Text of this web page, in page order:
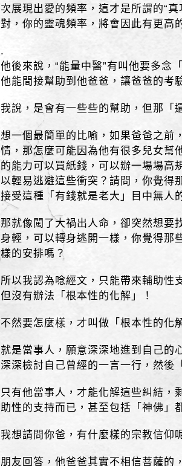
次展現出愛的頻率，這才是所謂的“
對，你的靈魂頻率，將會因此有更高
.
他後來說，“能量中醫”有叫他要多念
他能間接幫助到他爸爸，讓爸爸的考
我說，是會有一些些的幫助，但那「
想一個最簡單的比喻，如果爸爸之前
情，那怎麼可能因為他有很多兒女幫
的能力可以買紙錢，可以辦一場場高
以輕易逃避這些衝突？請問，你覺得
接受這種「有錢就是老大」目中無人
那就像闖了大禍出人命，卻突然想要
身輕，可以轉身逃開一樣，你覺得那
樣的安排嗎？
所以我認為唸經文，只能帶來輔助性
但沒有辦法「根本性的化解」！
不然要怎麼樣，才叫做「根本性的化
就是當事人，願意深深地進到自己的
深深檢討自己曾經的一言一行，然後
只有他當事人，才能化解這些糾結，
助性的支持而已，甚至包括「神佛」
我想請問你爸，有什麼樣的宗教信仰
朋友回答，他爸爸其實不相信菩薩的